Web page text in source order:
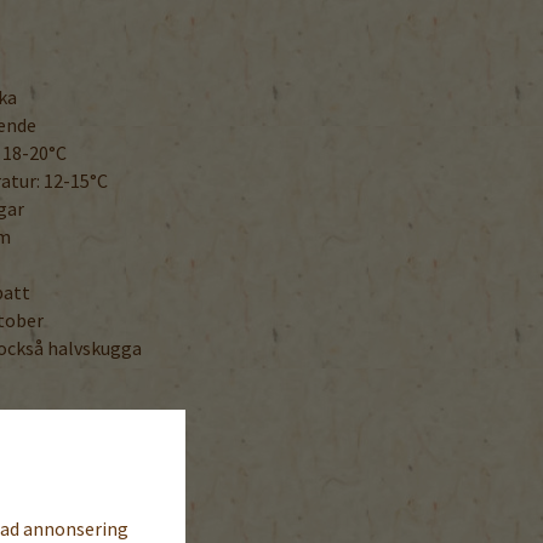
20°C
12-15°C
halvskugga
annonsering